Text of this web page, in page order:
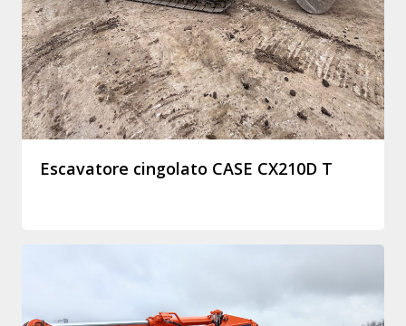
Escavatore cingolato CASE CX210D T